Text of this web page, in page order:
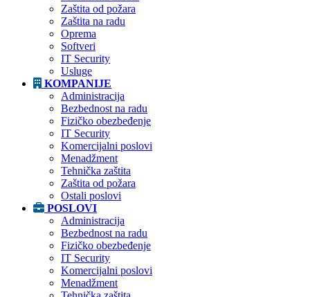
Zaštita od požara
Zaštita na radu
Oprema
Softveri
IT Security
Usluge
KOMPANIJE
Administracija
Bezbednost na radu
Fizičko obezbeđenje
IT Security
Komercijalni poslovi
Menadžment
Tehnička zaštita
Zaštita od požara
Ostali poslovi
POSLOVI
Administracija
Bezbednost na radu
Fizičko obezbeđenje
IT Security
Komercijalni poslovi
Menadžment